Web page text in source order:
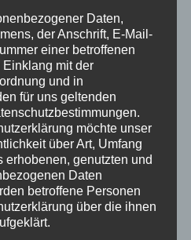
hier wächst ein
Gewebe nicht nur
auch an Stellen,
Diese Krankheit
ins Krankenhaus.
krankgeschrieben war,
die Ausbildung
versäumten Stoff nicht
sie von ihrer
mit starken Schmerzen
einhergeht. Dann kam
Daten,
der Anschrift, E-Mail-
einer betroffenen
Einklang mit der
und in
für uns geltenden
möchte unser
über Art, Umfang
erhobenen, genutzten und
Daten
betroffene Personen
über die ihnen